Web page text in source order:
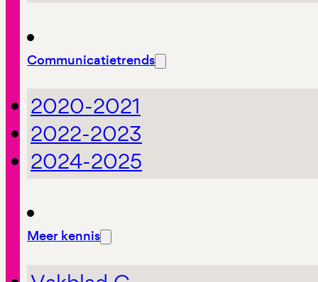
Communicatietrends
2020-2021
2022-2023
2024-2025
Meer kennis